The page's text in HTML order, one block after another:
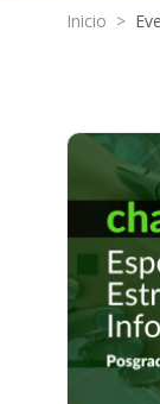
Inicio >